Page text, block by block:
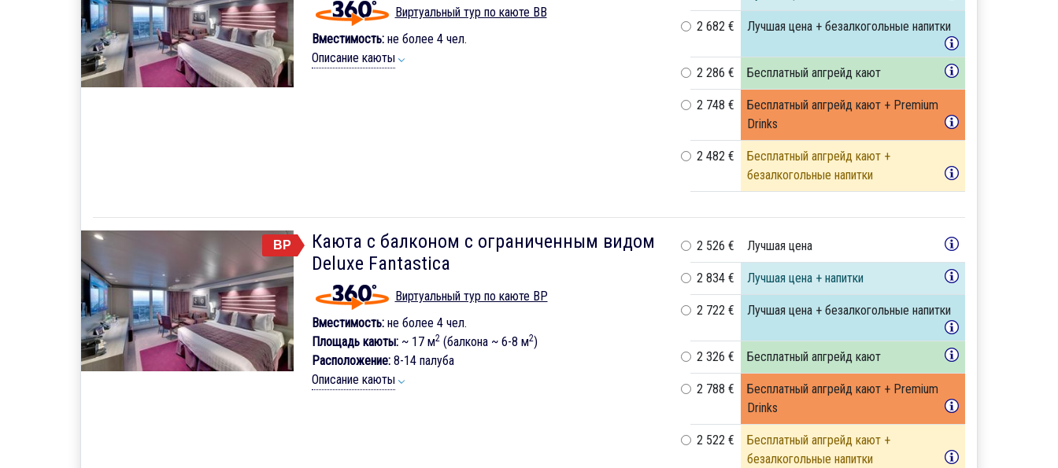
Виртуальный тур по каюте BB
Вместимость:не более 4 чел.
Описание каюты
2 682 € Лучшая цена + безалкогольные напитки
2 286 € Бесплатный апгрейд кают
2 748 €
Бесплатный апгрейд кают + Premium
Drinks
2 482 €
Бесплатный апгрейд кают +
безалкогольные напитки
BP
Каюта с балконом c ограниченным видом
Deluxe Fantastica
Виртуальный тур по каюте BP
Вместимость:не более 4 чел.
Площадь каюты:~ 17 м2(балкона ~ 6-8 м2)
Расположение:8-14 палуба
Описание каюты
2 526 € Лучшая цена
2 834 € Лучшая цена + напитки
2 722 € Лучшая цена + безалкогольные напитки
2 326 € Бесплатный апгрейд кают
2 788 €
Бесплатный апгрейд кают + Premium
Drinks
2 522 €
Бесплатный апгрейд кают +
безалкогольные напитки